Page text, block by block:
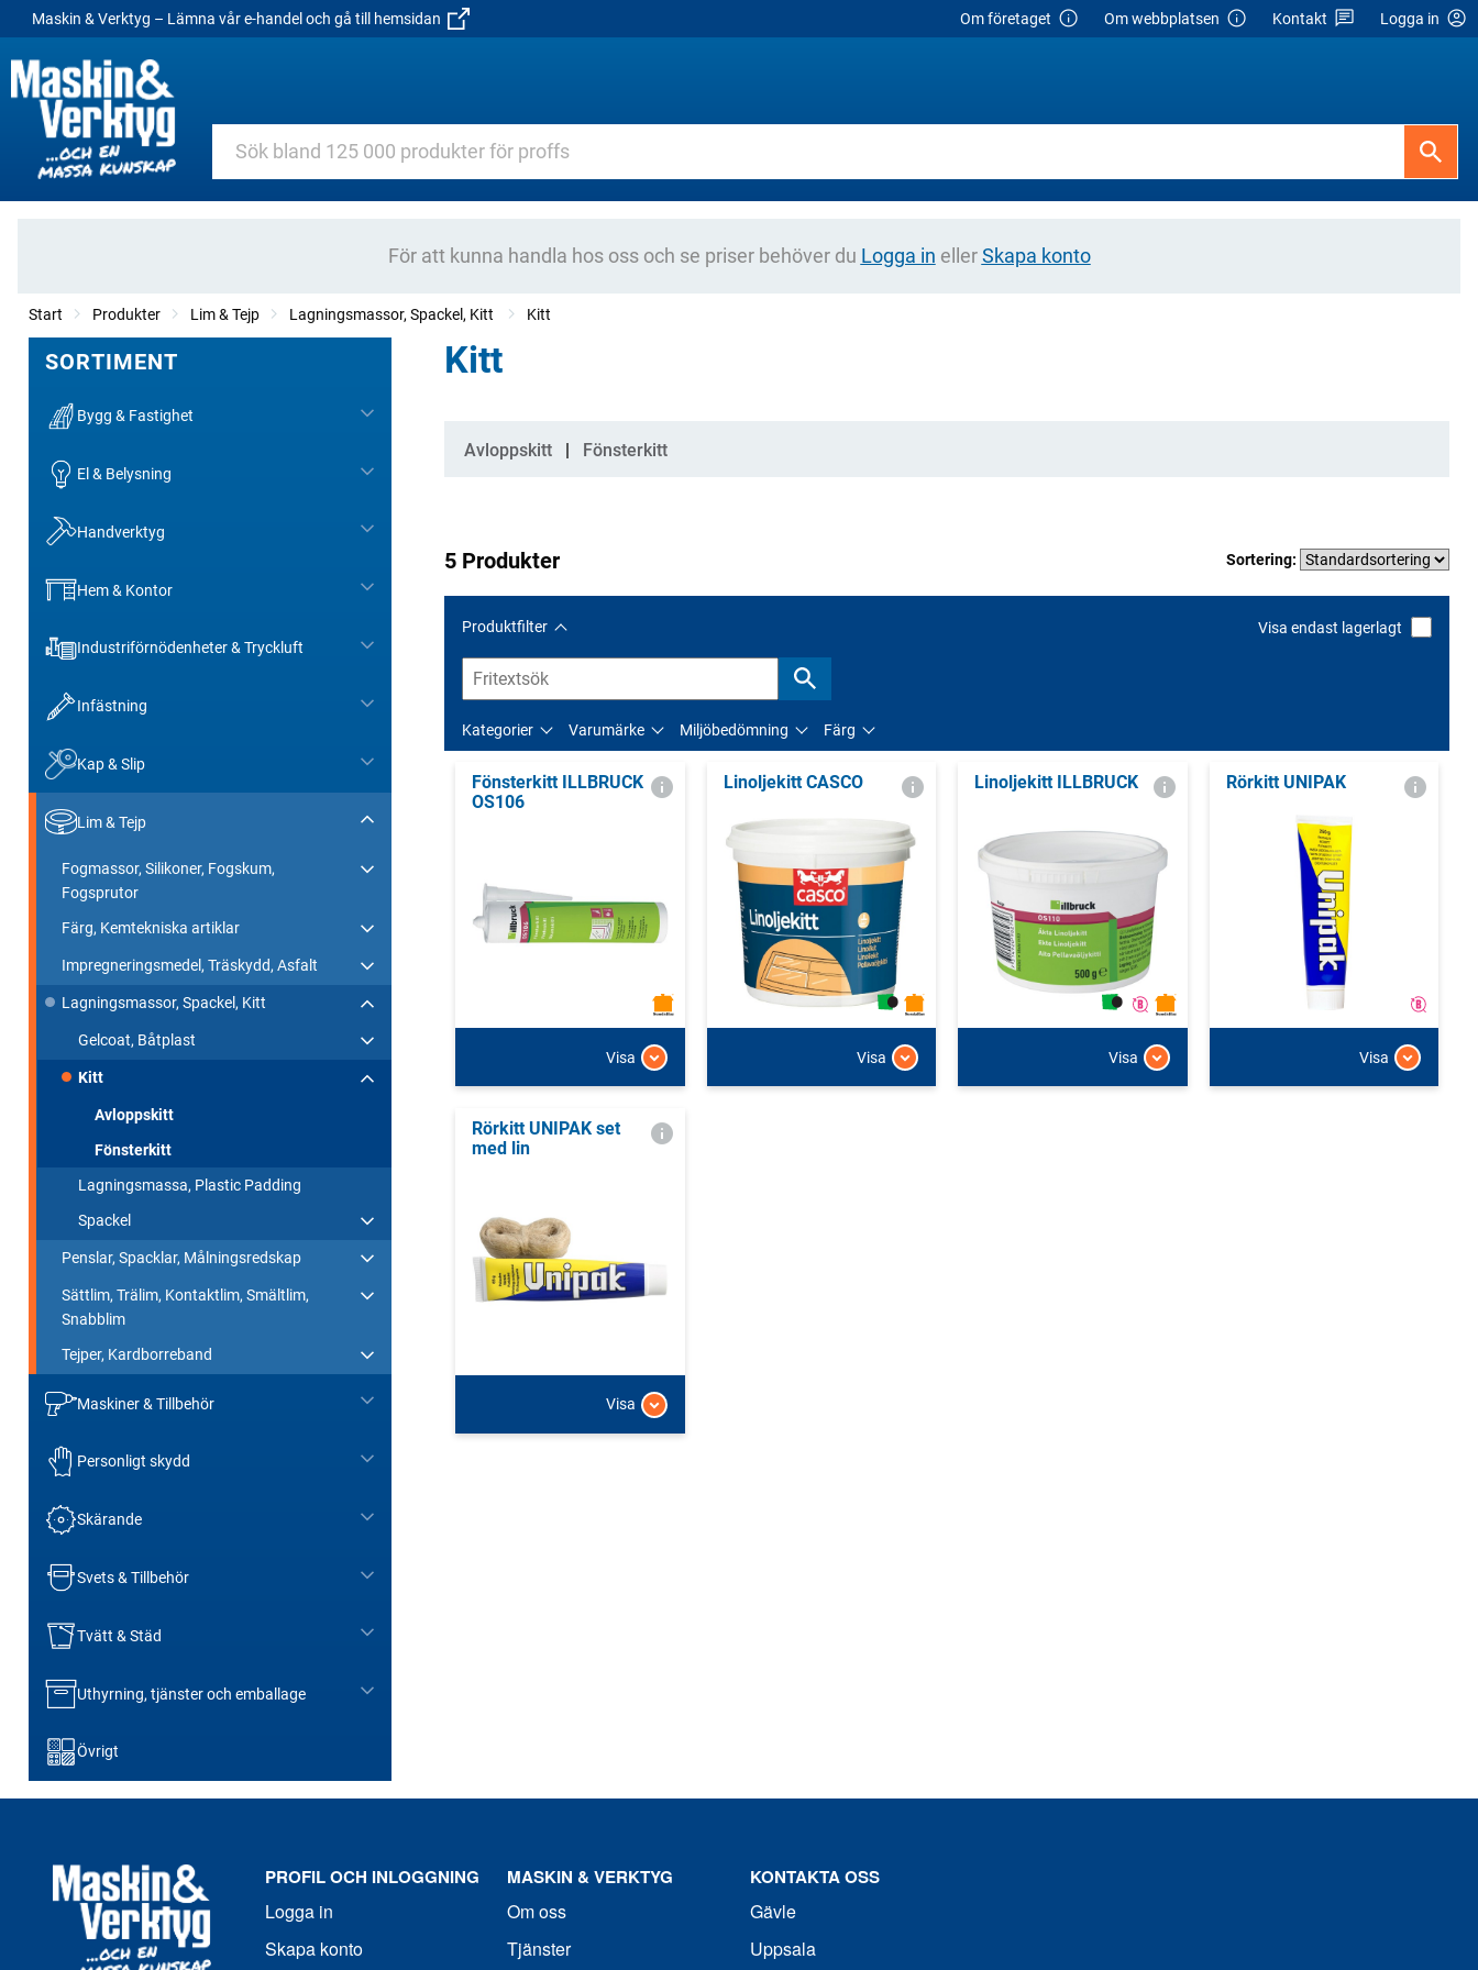
Maskin & Verktyg – Lämna vår e-handel och gå till hemsidan Om företaget Om webbplatsen Kontakt Logga in
För att kunna handla hos oss och se priser behöver du Logga in ellerSkapa konto
Start Produkter Lim & Tejp Lagningsmassor, Spackel, Kitt Kitt
SORTIMENT
Bygg & Fastighet
El & Belysning
Handverktyg
Hem & Kontor
Industriförnödenheter & Tryckluft
Infästning
Kap & Slip
Lim & Tejp
Fogmassor, Silikoner, Fogskum,
Fogsprutor
Färg, Kemtekniska artiklar
Impregneringsmedel, Träskydd, Asfalt
Lagningsmassor, Spackel, Kitt
Gelcoat, Båtplast
Kitt
Avloppskitt
Fönsterkitt
Lagningsmassa, Plastic Padding
Spackel
Penslar, Spacklar, Målningsredskap
Sättlim, Trälim, Kontaktlim, Smältlim,
Snabblim
Tejper, Kardborreband
Maskiner & Tillbehör
Personligt skydd
Skärande
Svets & Tillbehör
Tvätt & Städ
Uthyrning, tjänster och emballage
Övrigt
Kitt
Kategorier
Avloppskitt Fönsterkitt
5 Produkter Sortering:
Produktfilter Visa endast lagerlagt
Kategorier Varumärke Miljöbedömning Färg
Fönsterkitt ILLBRUCK
OS106
Visa
Linoljekitt CASCO
Visa
Linoljekitt ILLBRUCK
Visa
Rörkitt UNIPAK
Visa
Rörkitt UNIPAK set
med lin
Visa
PROFIL OCH INLOGGNING
Logga in
Skapa konto
MASKIN & VERKTYG
Om oss
Tjänster
KONTAKTA OSS
Gävle
Uppsala